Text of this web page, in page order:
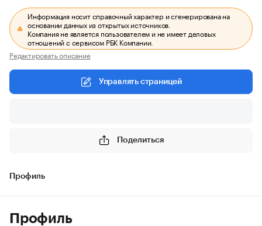
Информация носит справочный характер и сгенерирована на
основании данных из открытых источников.
Компания не является пользователем и не имеет деловых
отношений с сервисом РБК Компании.
Редактировать описание
Управлять страницей
Поделиться
Профиль
Профиль